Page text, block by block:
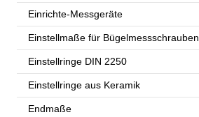
Einrichte-Messgeräte
Einstellmaße für Bügelmessschrauben
Einstellringe DIN 2250
Einstellringe aus Keramik
Endmaße